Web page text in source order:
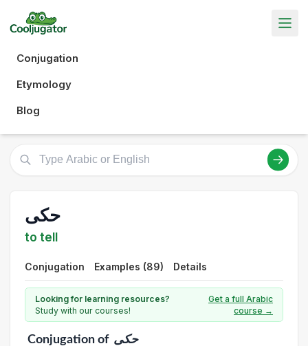
Conjugation
Etymology
Blog
حكى
to tell
Conjugation Examples (89) Details
Looking for learning resources?
Study with our courses!
Get a full Arabic
course →
Conjugationof حكى